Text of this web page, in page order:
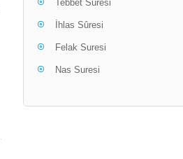
Tebbet Suresi
İhlas Sûresi
Felak Suresi
Nas Suresi